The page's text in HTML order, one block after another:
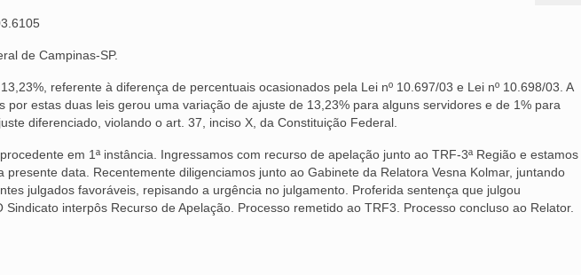
de Campinas-SP.
referente à diferença de percentuais ocasionados pela Lei nº 10.697/03 e Lei nº 10.698/03. A
por estas duas leis gerou uma variação de ajuste de 13,23% para alguns servidores e de 1% para
diferenciado, violando o art. 37, inciso X, da Constituição Federal.
em 1ª instância. Ingressamos com recurso de apelação junto ao TRF-3ª Região e estamos
presente data. Recentemente diligenciamos junto ao Gabinete da Relatora Vesna Kolmar, juntando
julgados favoráveis, repisando a urgência no julgamento. Proferida sentença que julgou
Sindicato interpôs Recurso de Apelação. Processo remetido ao TRF3. Processo concluso ao Relator.